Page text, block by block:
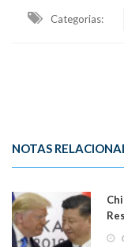
Categorias:
NOTAS